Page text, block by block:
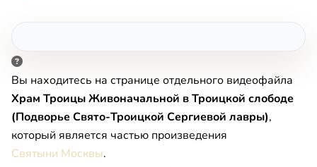
Вы находитесь на странице отдельного видеофайла
Храм Троицы Живоначальной в Троицкой слободе
(Подворье Свято-Троицкой Сергиевой лавры),
который является частью произведения
Святыни Москвы.